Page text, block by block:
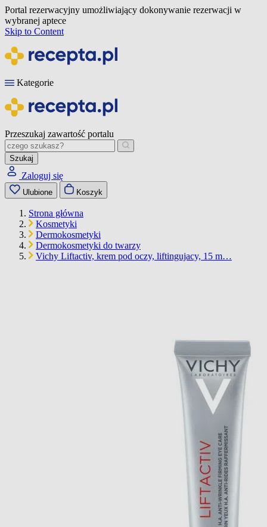
Portal rezerwacyjny umożliwiający dokonywanie rezerwacji w
wybranej aptece
Skip to Content
Kategorie
Przeszukaj zawartość portalu
Szukaj
Zaloguj się
Ulubione Koszyk
Strona główna
Kosmetyki
Dermokosmetyki
Dermokosmetyki do twarzy
Vichy Liftactiv, krem pod oczy, liftingujacy, 15 m…